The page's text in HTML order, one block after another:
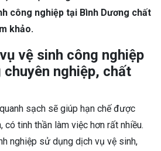
công nghiệp tại Bình Dương chất
khảo.
vệ sinh công nghiệp
nghiệp, chất
sạch sẽ giúp hạn chế được
có tinh thần làm việc hơn rất nhiều.
nghiệp sử dụng dịch vụ vệ sinh,